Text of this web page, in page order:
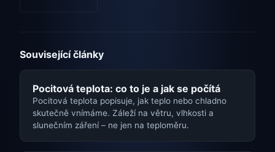
Související články
Pocitová teplota: co to je a jak se počítá
Pocitová teplota popisuje, jak teplo nebo chladno
skutečně vnímáme. Záleží na větru, vlhkosti a
slunečním záření – ne jen na teploměru.